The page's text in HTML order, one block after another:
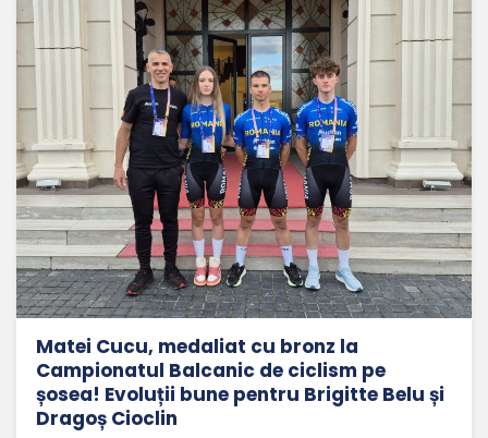
Matei Cucu, medaliat cu bronz la
Campionatul Balcanic de ciclism pe
șosea! Evoluții bune pentru Brigitte Belu și
Dragoș Cioclin